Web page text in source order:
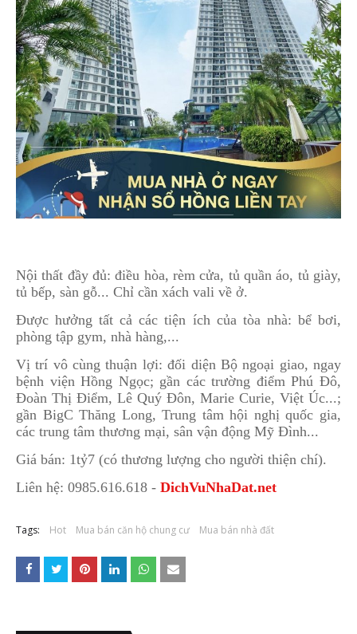
Nội thất đầy đủ: điều hòa, rèm cửa, tủ quần áo, tủ giày,
tủ bếp, sàn gỗ... Chỉ cần xách vali về ở.
Được hưởng tất cả các tiện ích của tòa nhà: bể bơi,
phòng tập gym, nhà hàng,...
Vị trí vô cùng thuận lợi: đối diện Bộ ngoại giao, ngay
bệnh viện Hồng Ngọc; gần các trường điểm Phú Đô,
Đoàn Thị Điểm, Lê Quý Đôn, Marie Curie, Việt Úc...;
gần BigC Thăng Long, Trung tâm hội nghị quốc gia,
các trung tâm thương mại, sân vận động Mỹ Đình...
Giá bán: 1tỷ7 (có thương lượng cho người thiện chí).
Liên hệ: 0985.616.618 - DichVuNhaDat.net
Tags: Hot Mua bán căn hộ chung cư Mua bán nhà đất